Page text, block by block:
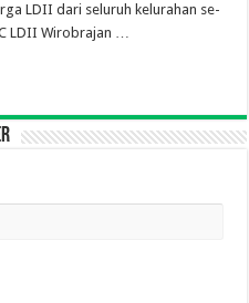
LDII dari seluruh kelurahan se-
LDII Wirobrajan …